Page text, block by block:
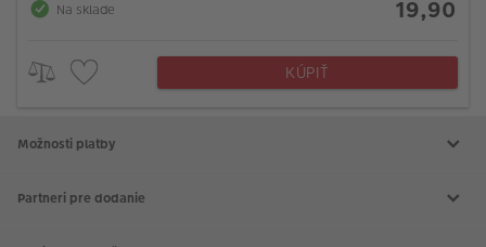
Na sklade 19,90
KÚPIŤ
Možnosti platby
Partneri pre dodanie